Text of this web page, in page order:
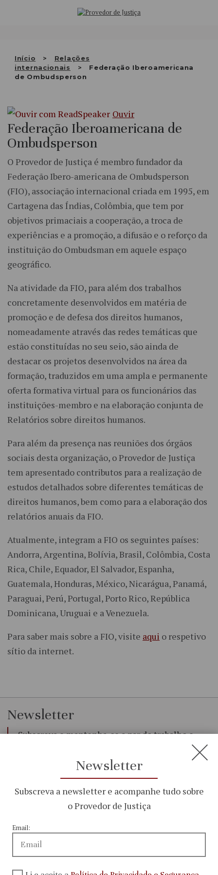
Início
Relações
internacionais
Federação Iberoamericana
de Ombudsperson
QUEM SOMOS
RECOMENDAÇÕES E OUTRAS
DECISÕES
APRESENTAR QUEIXA
PT
Ouvir
Federação Iberoamericana de
Ombudsperson
O Provedor de Justiça é membro fundador da
Federação Ibero-americana de Ombudsperson
(FIO), associação internacional criada em 1995, em
Cartagena das Índias, Colômbia, que tem por
objetivos primaciais a cooperação, a troca de
experiências e a promoção, a difusão e o reforço da
instituição do Ombudsman em aquele espaço
geográfico.
Na atividade da FIO, para além dos trabalhos
concretamente desenvolvidos em matéria de
promoção e de defesa dos direitos humanos,
nomeadamente através das redes temáticas que
estão constituídas no seu seio, são ainda de
destacar os projetos desenvolvidos na área da
formação, traduzidos em uma ampla e permanente
oferta formativa virtual para os funcionários das
instituições-membro e na elaboração conjunta de
Relatórios sobre direitos humanos.
Para além da presença nas reuniões dos órgãos
sociais desta organização, o Provedor de Justiça
tem apresentado contributos para a realização de
estudos detalhados sobre diferentes temáticas de
direitos humanos, bem como para a elaboração dos
relatórios anuais da FIO.
Atualmente, integram a FIO os seguintes países:
Andorra, Argentina, Bolívia, Brasil, Colômbia, Costa
Rica, Chile, Equador, El Salvador, Espanha,
Guatemala, Honduras, México, Nicarágua, Panamá,
Paraguai, Perú, Portugal, Porto Rico, República
Dominicana, Uruguai e a Venezuela.
Para saber mais sobre a FIO, visite aqui o respetivo
sítio da internet.
Newsletter
Subscreva e mantenha-se a par do trabalho e
Li e aceito
aPolítica
Newsletter
Subscreva a newsletter e acompanhe tudo sobre
o Provedor de Justiça
Email: